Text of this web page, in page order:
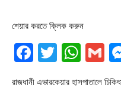
শেয়ার করতে ক্লিক করুন
Facebook
Twitter
রাজধানী এভারকেয়ার হাসপাতালে